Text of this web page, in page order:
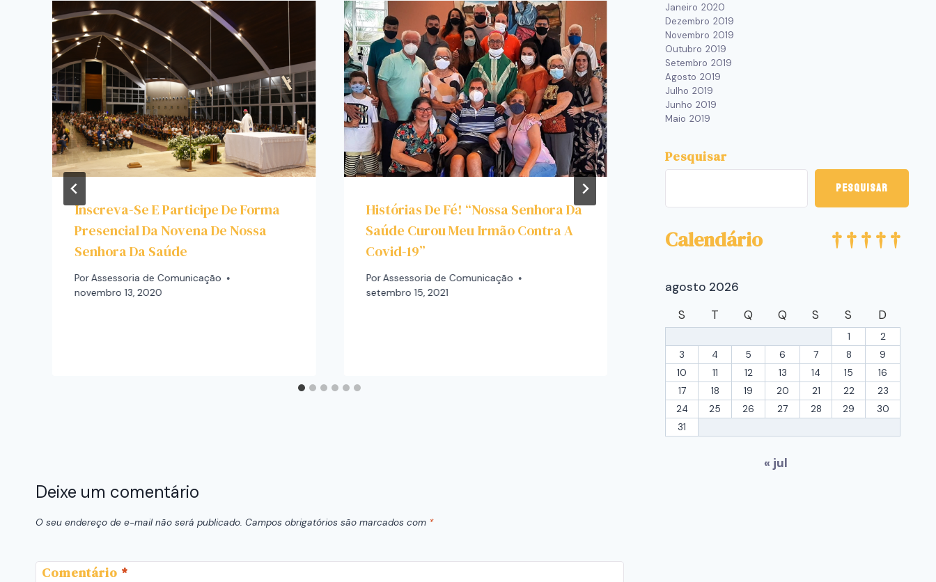
Inscreva-Se E Participe De Forma
Presencial Da Novena De Nossa
Senhora Da Saúde
PorAssessoria de Comunicação
novembro 13, 2020
Histórias De Fé! “Nossa Senhora Da
Saúde Curou Meu Irmão Contra A
Covid-19”
Por Assessoria de Comunicação
setembro 15, 2021
Devotos Sobem Ao Morro Do
Rosário Para Participarem Da
Celebração Da Festa Da Visitação
junho 1, 2022
Deixe um comentário
O seu endereço de e-mail não será publicado. Campos obrigatórios são marcados com *
Comentário *
Janeiro 2020
Dezembro 2019
Novembro 2019
Outubro 2019
Setembro 2019
Agosto 2019
Julho 2019
Junho 2019
Maio 2019
Pesquisar
Pesquisar
Calendário
agosto 2026
S
T Q Q S S D
1
2
3
4 5 6 7 8
9
10
11 12 13 14 15
16
17
18 19 20 21 22
23
24
25 26 27 28 29
30
31
« jul